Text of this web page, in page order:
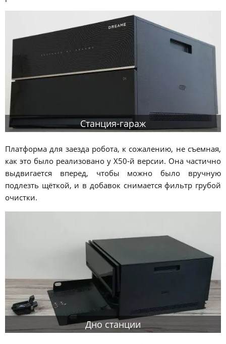
Станция-гараж
Платформа для заезда робота, к сожалению, не съемная,
как это было реализовано у X50-й версии. Она частично
выдвигается вперед, чтобы можно было вручную
подлезть щёткой, и в добавок снимается фильтр грубой
очистки.
Дно станции